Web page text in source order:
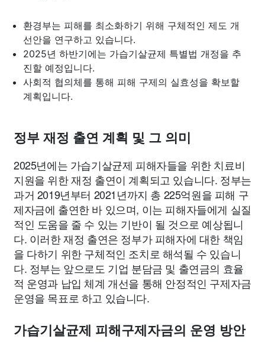
환경부는 피해를 최소화하기 위해 구체적인 제도 개
선안을 연구하고 있습니다.
2025년 하반기에는 가습기살균제 특별법 개정을 추
진할 예정입니다.
사회적 협의체를 통해 피해 구제의 실효성을 확보할
계획입니다.
정부 재정 출연 계획 및 그 의미
2025년에는 가습기살균제 피해자들을 위한 치료비
지원을 위한 재정 출연이 계획되고 있습니다. 정부는
과거 2019년부터 2021년까지 총 225억원을 피해 구
제자금에 출연한 바 있으며, 이는 피해자들에게 실질
적인 도움을 줄 수 있는 기반이 될 것으로 예상됩니
다. 이러한 재정 출연은 정부가 피해자에 대한 책임
을 다하기 위한 구체적인 조치로 해석될 수 있습니
다. 정부는 앞으로도 기업 분담금 및 출연금의 효율
적 운영과 납입 체계 개선을 통해 안정적인 구제자금
운영을 목표로 하고 있습니다.
가습기살균제 피해구제자금의 운영 방안